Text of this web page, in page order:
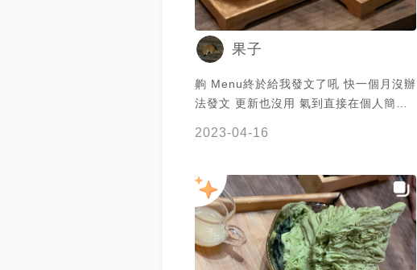
果子
齁 Menu終於給我發文了吼 快一個月沒辦
法發文 更新也沒用 氣到直接在個人簡介
腐是考完民訴的救贖 炭焙雪腐其實是豆漿
不知道是不是準類似共同必要訴訟擴張論
讓我的理解力直接發生阻斷效吼 真是的
整個人被民訴搞到烏煙瘴氣 然後menu又
不給我發文發洩 搞得現在負能量直接炸開
2023-04-16